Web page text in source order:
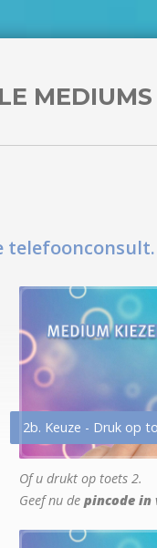
MEDIUMS
telefoonconsult.
2b. Keuze - Druk op
Of u drukt op toets 2.
Geef nu de pincode in